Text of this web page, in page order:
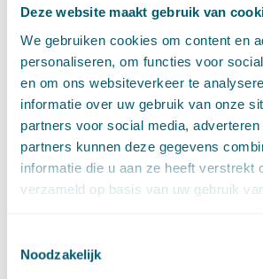
Deze website maakt gebruik van
We gebruiken cookies om content en
personaliseren, om functies voor
en om ons websiteverkeer te
informatie over uw gebruik van onze
partners voor social media,
partners kunnen deze gegevens
informatie die u aan ze heeft verstrekt
verzameld op basis van uw gebruik
Noodzakelijk
maart (17)
►
2022 (168)
december (13)
november (18)
oktober (15)
september (12)
augustus (4)
juli (16)
april (13)